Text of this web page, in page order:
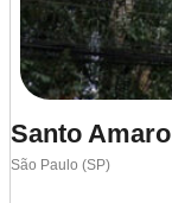
Santo Amaro
São Paulo (SP)